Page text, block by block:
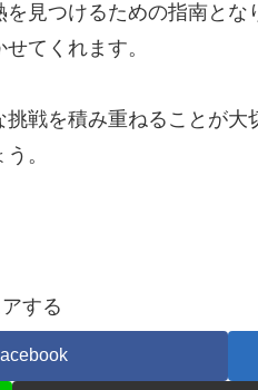
見つけるための指南とな
てくれます。
戦を積み重ねることが
。
する